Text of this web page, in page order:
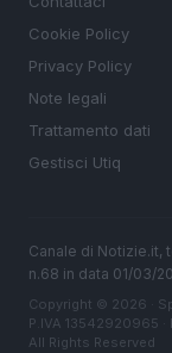
Cookie Policy
Privacy Policy
Note legali
Trattamento dati
Gestisci Utiq
Canale di Notizie.it,
n.68 in data 01/03/
Copyright © 2026 ·
P.IVA 13542920965 ·
All Rights Reserved